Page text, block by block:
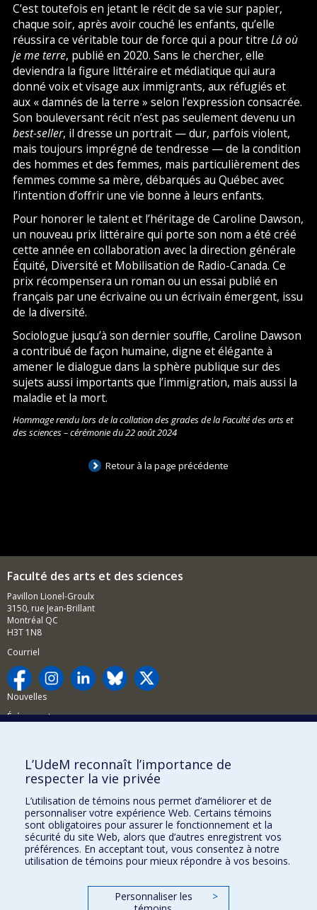
C’est toutefois en jetant le récit de sa vie sur papier,
chaque soir, après avoir couché les enfants, qu’elle
réussira ce véritable tour de force qui a pour titre Là où
je me terre, publié en 2020. Sans le chercher, elle
deviendra la figure littéraire et médiatique qui aura
donné voix et visage aux immigrants, aux réfugiés et
aux « damnés de la terre » selon l’expression consacrée.
Son bouleversant récit n’est pas seulement devenu un
best-seller, il dresse un portrait — dur, parfois violent,
mais toujours imprégné de tendresse — de la condition
des hommes et des femmes, mais particulièrement des
femmes comme sa mère, débarqués au Québec avec
l’intention d’offrir une vie bonne à leurs enfants.
Pour honorer le talent et l’héritage de Caroline Dawson,
un nouveau prix littéraire qui porte son nom a été créé
cette année en collaboration avec la direction générale
Équité, Diversité et Mobilisation de Radio-Canada. Ce
prix récompensera un roman ou un essai publié en
français par une écrivaine ou un écrivain émergent, issu
de la diversité.
Sociologue jusqu’à son dernier souffle, Caroline Dawson
a contribué de façon humaine, digne et élégante à
amener le dialogue dans la sphère publique sur des
sujets aussi importants que l’immigration, mais aussi la
maladie et la mort.
Hommage rendu lors de la collation des grades de la Faculté des arts et
des sciences – cérémonie du 22 août 2024
Retour à la page précédente
Faculté des arts et des sciences
Pavillon Lionel-Groulx
3150, rue Jean-Brillant
Montréal QC
H3T 1N8
Courriel
Nouvelles
Événements
BESOIN D'AIDE?
Plan du site
Signaler une erreur
Accessibilité
FACULTÉ DES ARTS ET DES SCIENCES
L’UdeM reconnaît l’importance de
respecter la vie privée
L’utilisation de témoins nous permet d’améliorer et de
personnaliser votre expérience Web. Certains témoins
sont obligatoires pour assurer le fonctionnement et la
sécurité du site Web, alors que d’autres enregistrent vos
préférences. En acceptant tout, vous consentez à notre
utilisation de témoins pour mieux répondre à vos besoins.
Personnaliser les
>